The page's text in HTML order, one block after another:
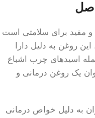
مفید برای سلامتی است
روغن به دلیل دارا
اسیدهای چرب اشباع
یک روغن درمانی و
به دلیل خواص درمانی